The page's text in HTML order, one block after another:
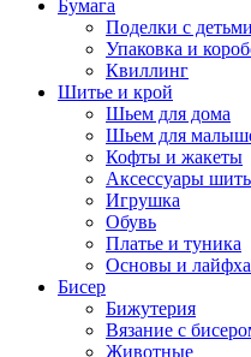
Бумага
Поделки с детьми
Упаковка и
Квиллинг
Шитье и крой
Шьем для дома
Шьем для
Кофты и жакеты
Аксессуары
Игрушка
Обувь
Платье и туника
Основы и
Бисер
Бижутерия
Вязание с
Животные